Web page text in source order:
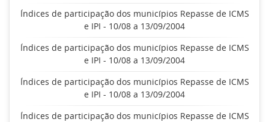
Índices de participação dos municípios Repasse de ICMS
e IPI - 10/08 a 13/09/2004
Índices de participação dos municípios Repasse de ICMS
e IPI - 10/08 a 13/09/2004
Índices de participação dos municípios Repasse de ICMS
e IPI - 10/08 a 13/09/2004
Índices de participação dos municípios Repasse de ICMS